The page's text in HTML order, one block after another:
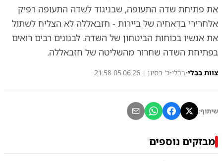
את פתיחת שדה התעופה, שבניגוד לשדה התעופה רפיק
אלחרירי בדאחיה של ביירות - חזבאללה לא הצליח לשתול
את אנשיו בכוחות הביטחון של השדה. לבנונים רבים רואים
בפתיחת השדה שחרור מהשליטה של חזבאללה.
צוות בבלי•בבלי•כ' בסיון | 05.06.26 21:58
שיתוף:
מבזקים נוספים